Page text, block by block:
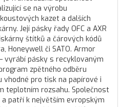
se na výrobu
kazet a dalších
Její pásky řady OFC a AXR
štítků a čárových kódů
Honeywell či SATO. Armor
vyrábí pásky s recyklovaným
zpětného odběru
pro tisk na papírové i
teplotním rozsahu. Společnost
a patří k největším evropským